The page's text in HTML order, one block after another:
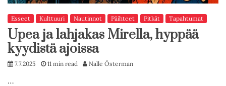
Esseet Kulttuuri Nautinnot Päihteet Pitkät Tapahtumat
Upea ja lahjakas Mirella, hyppää
kyydistä ajoissa
7.7.2025 11 min read Nalle Österman
…